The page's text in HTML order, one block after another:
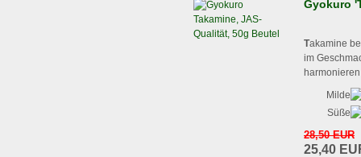
Gyokuro
Takamine
im
Milde
Süße
28,50 EUR
25,40